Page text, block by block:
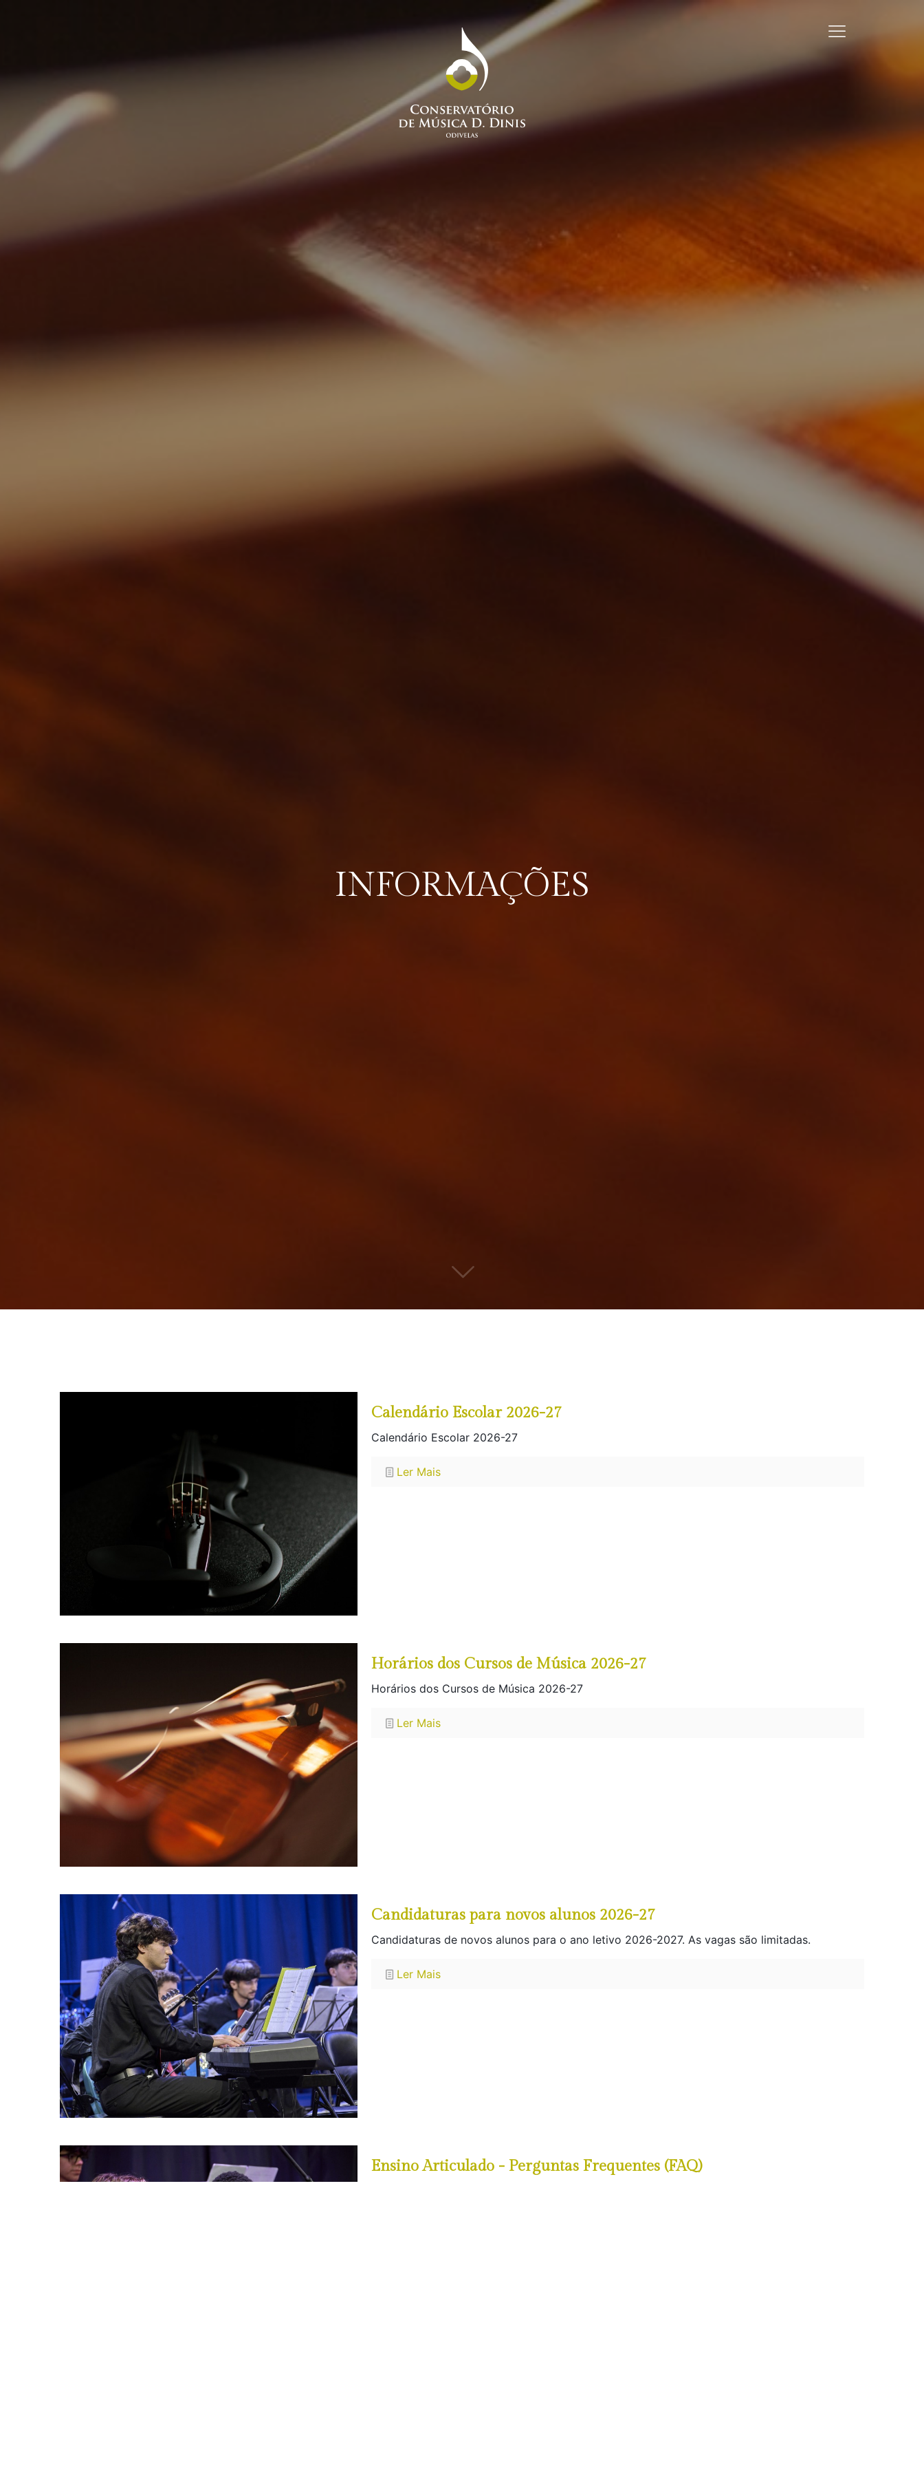
INFORMAÇÕES
Calendário Escolar 2026-27
Calendário Escolar 2026-27
Ler Mais
Horários dos Cursos de Música 2026-27
Horários dos Cursos de Música 2026-27
Ler Mais
Candidaturas para novos alunos 2026-27
Candidaturas de novos alunos para o ano letivo 2026-2027. As vagas são limitadas.
Ler Mais
Ensino Articulado - Perguntas Frequentes (FAQ)